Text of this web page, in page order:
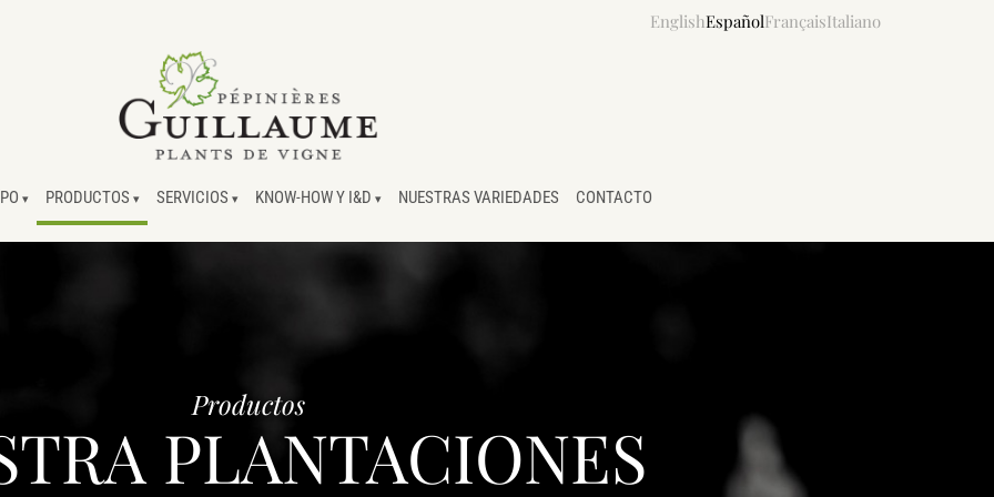
EnglishEspañolFrançaisItaliano
PRODUCTOS SERVICIOS KNOW-HOW Y I&D NUESTRAS VARIEDADES CONTACTO
Productos
PLANTACIONES